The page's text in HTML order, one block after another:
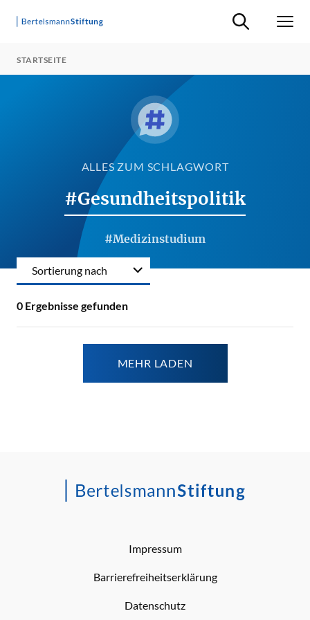
Suche ein-/
STARTSEITE
ALLES ZUM SCHLAGWORT
#Gesundheitspolitik
#Medizinstudium
0 Ergebnisse gefunden
Sortierung nach
MEHR LADEN
Impressum
Barrierefreiheitserklärung
Datenschutz